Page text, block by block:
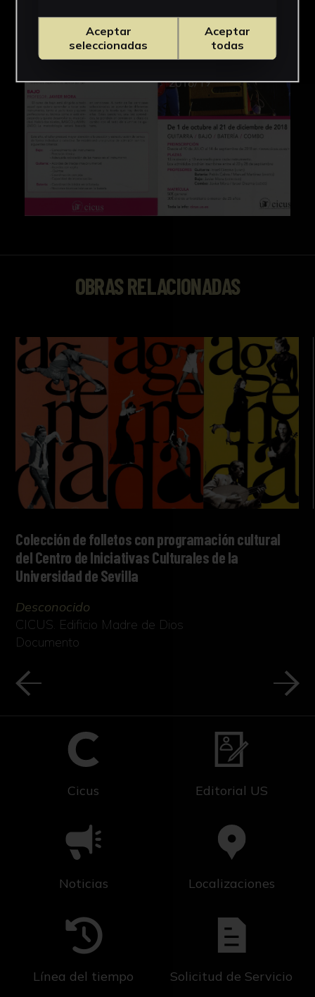
OBRAS RELACIONADAS
Colección de folletos con programación cultural
del Centro de Iniciativas Culturales de la
Universidad de Sevilla
Desconocido
CICUS. Edificio Madre de Dios
Documento
Cicus Editorial US
Noticias Localizaciones
Línea del tiempo Solicitud de Servicio
Aceptar
seleccionadas
Aceptar
todas